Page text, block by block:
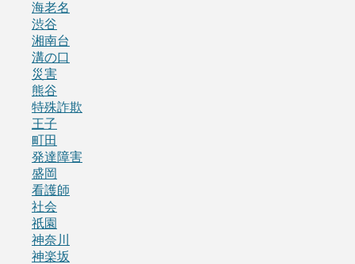
海老名
渋谷
湘南台
溝の口
災害
熊谷
特殊詐欺
王子
町田
発達障害
盛岡
看護師
社会
祇園
神奈川
神楽坂